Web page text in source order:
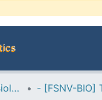
--> Département de Biologie